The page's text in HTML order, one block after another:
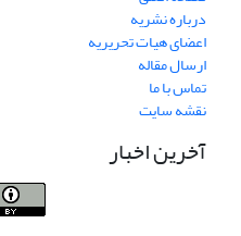
درباره نشریه
اعضای هیات تحریریه
ارسال مقاله
تماس با ما
نقشه سایت
آخرین اخبار